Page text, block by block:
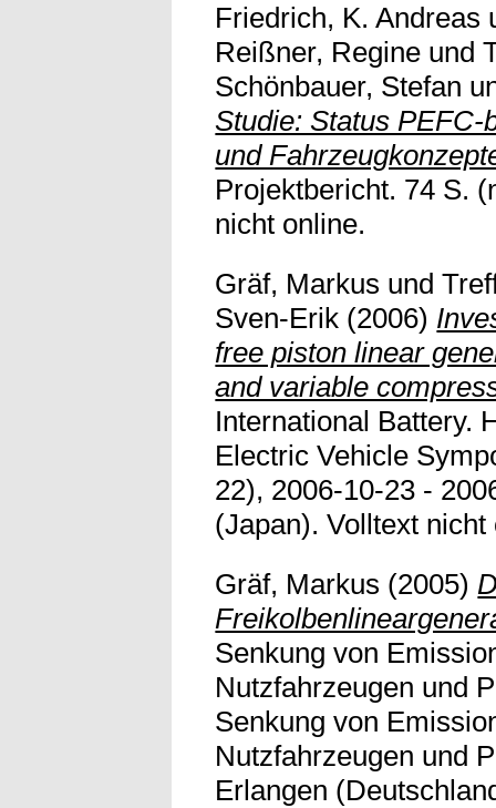
Friedrich, K. Andreas
Reißner, Regine und
Schönbauer, Stefan
Studie: Status
und
Projektbericht. 74 S.
nicht online.
Gräf, Markus und
Sven-Erik (2006)
free piston linear
and variable
International Battery.
Electric Vehicle
22), 2006-10-23 -
(Japan). Volltext nicht
Gräf, Markus (2005)
Senkung von
Nutzfahrzeugen und
Senkung von
Nutzfahrzeugen und
Erlangen